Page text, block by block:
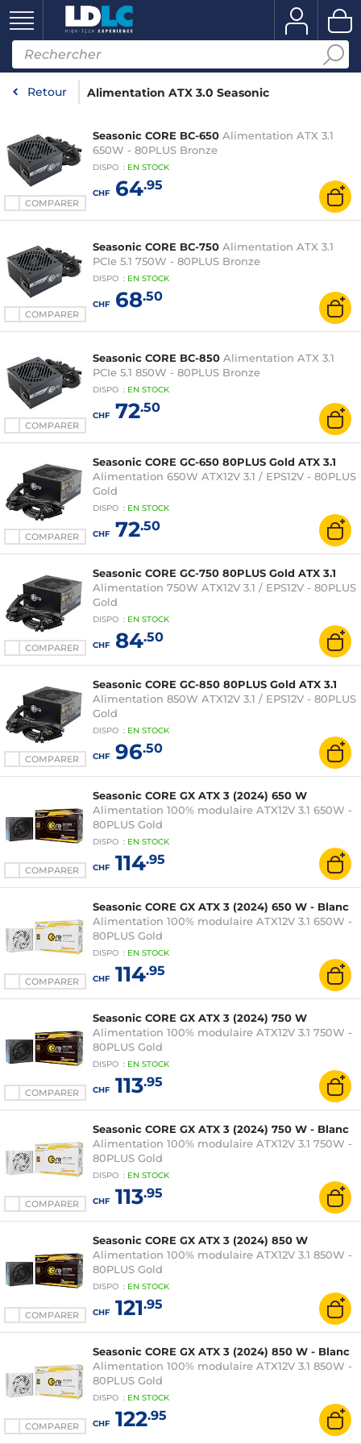
Retour Alimentation ATX 3.0 Seasonic
COMPARER
Seasonic CORE BC-650 Alimentation ATX 3.1
650W - 80PLUS Bronze
DISPO : EN STOCK
CHF64.95
COMPARER
Seasonic CORE BC-750 Alimentation ATX 3.1
PCIe 5.1 750W - 80PLUS Bronze
DISPO : EN STOCK
CHF68.50
COMPARER
Seasonic CORE BC-850 Alimentation ATX 3.1
PCIe 5.1 850W - 80PLUS Bronze
DISPO : EN STOCK
CHF72.50
COMPARER
Seasonic CORE GC-650 80PLUS Gold ATX 3.1
Alimentation 650W ATX12V 3.1 / EPS12V - 80PLUS
Gold
DISPO : EN STOCK
CHF72.50
COMPARER
Seasonic CORE GC-750 80PLUS Gold ATX 3.1
Alimentation 750W ATX12V 3.1 / EPS12V - 80PLUS
Gold
DISPO : EN STOCK
CHF84.50
COMPARER
Seasonic CORE GC-850 80PLUS Gold ATX 3.1
Alimentation 850W ATX12V 3.1 / EPS12V - 80PLUS
Gold
DISPO : EN STOCK
CHF96.50
COMPARER
Seasonic CORE GX ATX 3 (2024) 650 W
Alimentation 100% modulaire ATX12V 3.1 650W -
80PLUS Gold
DISPO : EN STOCK
CHF114.95
COMPARER
Seasonic CORE GX ATX 3 (2024) 650 W - Blanc
Alimentation 100% modulaire ATX12V 3.1 650W -
80PLUS Gold
DISPO : EN STOCK
CHF114.95
COMPARER
Seasonic CORE GX ATX 3 (2024) 750 W
Alimentation 100% modulaire ATX12V 3.1 750W -
80PLUS Gold
DISPO : EN STOCK
CHF113.95
COMPARER
Seasonic CORE GX ATX 3 (2024) 750 W - Blanc
Alimentation 100% modulaire ATX12V 3.1 750W -
80PLUS Gold
DISPO : EN STOCK
CHF113.95
COMPARER
Seasonic CORE GX ATX 3 (2024) 850 W
Alimentation 100% modulaire ATX12V 3.1 850W -
80PLUS Gold
DISPO : EN STOCK
CHF121.95
COMPARER
Seasonic CORE GX ATX 3 (2024) 850 W - Blanc
Alimentation 100% modulaire ATX12V 3.1 850W -
80PLUS Gold
DISPO : EN STOCK
CHF122.95